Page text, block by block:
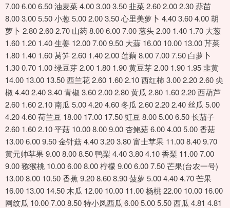
7.00 6.00 6.50 油麦菜 4.00 3.00 3.50 韭菜 2.60 2.00 2.30 蒜苗
8.00 3.00 5.50 小葱 5.00 2.00 3.50 心里美萝卜 4.40 3.60 4.00 胡
萝卜 2.80 2.60 2.70 山药 8.00 6.00 7.00 葱头 2.00 1.40 1.70 大葱
1.60 1.20 1.40 生姜 12.00 7.00 9.50 大蒜 16.00 10.00 13.00 芹菜
1.80 1.40 1.60 莴笋 2.60 1.40 2.00 莲藕 8.00 7.00 7.50 白萝卜
1.30 0.70 1.00 绿豆芽 2.00 1.80 1.90 黄豆芽 2.00 1.90 1.95 韭黄
14.00 13.00 13.50 西兰花 2.60 1.60 2.10 西红柿 3.00 2.20 2.60 尖
椒 4.40 2.40 3.40 青椒 3.60 2.00 2.80 黄瓜 2.80 1.60 2.20 西葫芦
2.60 1.60 2.10 南瓜 5.00 4.20 4.60 冬瓜 2.60 2.20 2.40 丝瓜 5.00
4.20 4.60 荷兰豆 18.00 17.00 17.50 豇豆 8.00 5.00 6.50 长茄子
2.60 1.60 2.10 平菇 10.00 8.00 9.00 杏鲍菇 6.00 4.00 5.00 香菇
13.00 6.00 9.50 金针菇 4.40 3.20 3.80 富士苹果 11.00 8.40 9.70
黄元帅苹果 9.00 8.00 8.50 鸭梨 4.40 3.80 4.10 香梨 11.00 7.00
9.00 猕猴桃 10.00 6.00 8.00 柠檬 9.00 6.00 7.50 芒果(台农一号)
13.00 8.00 10.50 香蕉 9.20 8.60 8.90 菠萝 5.00 4.40 4.70 芒果
16.00 13.00 14.50 木瓜 12.00 10.00 11.00 杨桃 22.00 10.00 16.00
网纹瓜 10.00 7.00 8.50 特小凤西瓜 6.00 5.00 5.50 西瓜 4.81 4.81